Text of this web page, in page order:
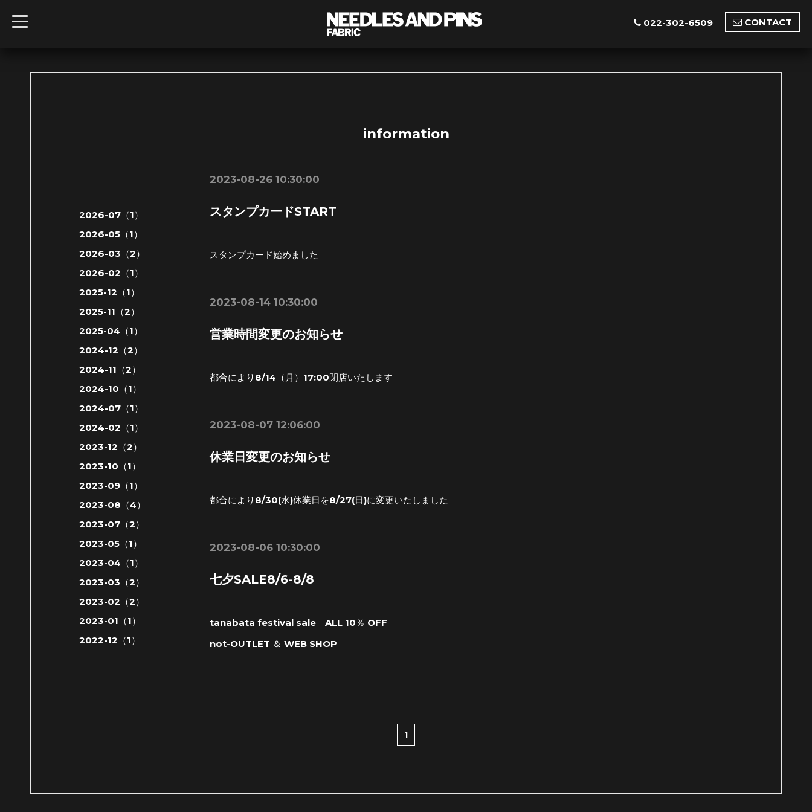
t
o
022-302-6509 CONTACT
information
2023-08-26 10:30:00
スタンプカードSTART
スタンプカード始めました
2023-08-14 10:30:00
営業時間変更のお知らせ
都合により8/14（月）17:00閉店いたします
2023-08-07 12:06:00
休業日変更のお知らせ
都合により8/30(水)休業日を8/27(日)に変更いたしました
2023-08-06 10:30:00
七夕SALE8/6-8/8
tanabata festival sale ALL 10％ OFF
not-OUTLET ＆ WEB SHOP
2026-07（1）
2026-05（1）
2026-03（2）
2026-02（1）
2025-12（1）
2025-11（2）
2025-04（1）
2024-12（2）
2024-11（2）
2024-10（1）
2024-07（1）
2024-02（1）
2023-12（2）
2023-10（1）
2023-09（1）
2023-08（4）
2023-07（2）
2023-05（1）
2023-04（1）
2023-03（2）
2023-02（2）
2023-01（1）
2022-12（1）
1